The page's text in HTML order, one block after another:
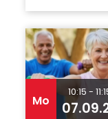
Mo
10:15 -